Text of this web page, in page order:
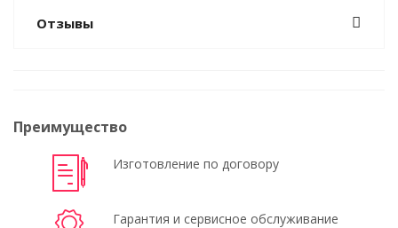
Отзывы
Преимущество
Изготовление по договору
Гарантия и сервисное обслуживание